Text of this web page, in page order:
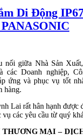
Di Động
nối giữa Nhà Sản
các Doanh nghiệp,
ứng và phục vụ tốt
hàng.
Lai rất hân hạnh được
các yêu cầu từ quý
THƯƠNG MẠI –